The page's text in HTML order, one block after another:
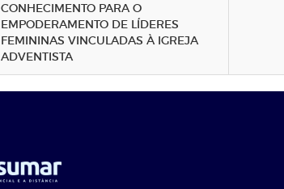
CONHECIMENTO PARA O
EMPODERAMENTO DE LÍDERES
FEMININAS VINCULADAS À IGREJA
ADVENTISTA